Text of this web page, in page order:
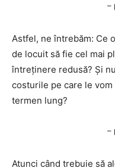
–
Astfel, ne întrebăm: Ce
de locuit să fie cel mai
întreținere redusă? Și
costurile pe care le
termen lung?
–
Atunci când trebuie să